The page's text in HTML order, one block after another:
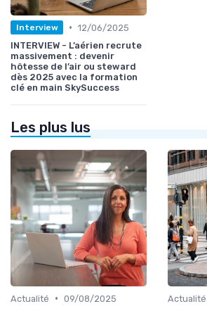
Interview • 12/06/2025
INTERVIEW - L’aérien recrute
massivement : devenir
hôtesse de l’air ou steward
dès 2025 avec la formation
clé en main SkySuccess
Les plus lus
Actualité • 09/08/2025
Actualité